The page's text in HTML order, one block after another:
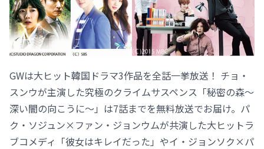
GWは大ヒット韓国ドラマ3作品を全話一挙放送！ チョ・
スンウが主演した究極のクライムサスペンス「秘密の森～
深い闇の向こうに～」は7話までを無料放送でお届け。パ
ク・ソジュン×ファン・ジョンウムが共演した大ヒットラ
ブコメディ「彼女はキレイだった」やイ・ジョンソク×パ